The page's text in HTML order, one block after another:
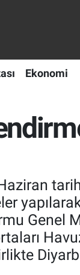
Ekonomi
Genel